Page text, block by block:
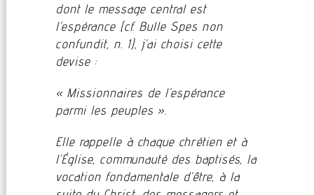
dont le message central est
l’espérance (cf. Bulle Spes non
confundit, n. 1), j’ai choisi cette
devise :
« Missionnaires de l’espérance
parmi les peuples ».
Elle rappelle à chaque chrétien et à
l’Église, communauté des baptisés, la
vocation fondamentale d’être, à la